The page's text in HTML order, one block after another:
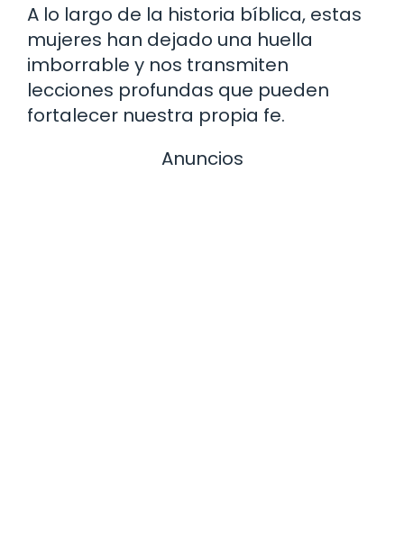
A lo largo de la historia bíblica, estas
mujeres han dejado una huella
imborrable y nos transmiten
lecciones profundas que pueden
fortalecer nuestra propia fe.
Anuncios